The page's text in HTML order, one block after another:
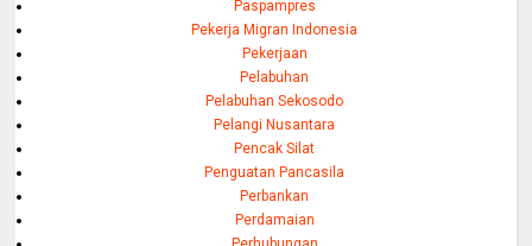
Paspampres
Pekerja Migran Indonesia
Pekerjaan
Pelabuhan
Pelabuhan Sekosodo
Pelangi Nusantara
Pencak Silat
Penguatan Pancasila
Perbankan
Perdamaian